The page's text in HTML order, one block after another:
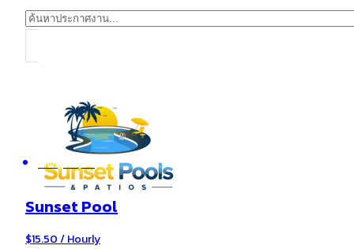
Arlington, VA
Sunset Pool
$15.50 / Hourly